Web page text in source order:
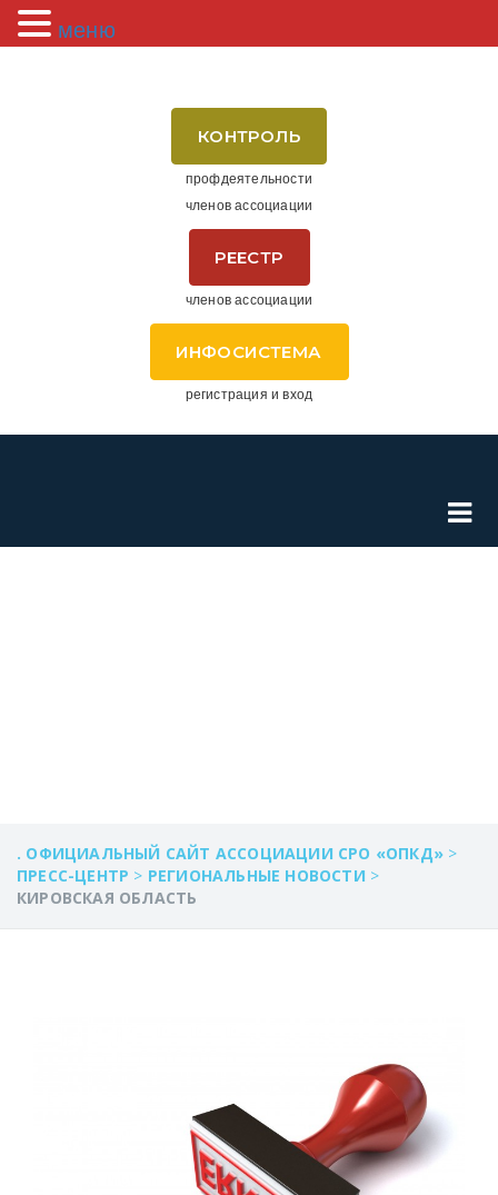
КОНТРОЛЬ
профдеятельности
членов ассоциации
РЕЕСТР
членов ассоциации
ИНФОСИСТЕМА
регистрация и вход
. ОФИЦИАЛЬНЫЙ САЙТ АССОЦИАЦИИ СРО «ОПКД» >
ПРЕСС-ЦЕНТР > РЕГИОНАЛЬНЫЕ НОВОСТИ >
КИРОВСКАЯ ОБЛАСТЬ
меню